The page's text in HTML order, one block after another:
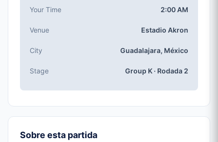
Grupo K, Rodada 2
#48 of 104
Colômbia, DR Congo, Portugal, Uzbequistão
Your Time 2:00 AM
Venue Estadio Akron
City Guadalajara, México
Stage Group K · Rodada 2
Sobre esta partida